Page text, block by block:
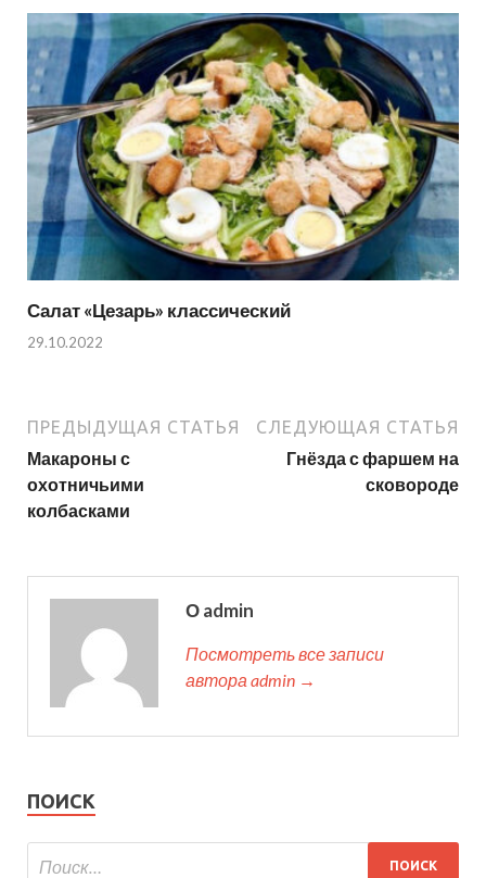
Салат «Цезарь» классический
29.10.2022
ПРЕДЫДУЩАЯ СТАТЬЯ
Макароны с
охотничьими
колбасками
СЛЕДУЮЩАЯ СТАТЬЯ
Гнёзда с фаршем на
сковороде
О admin
Посмотреть все записи
автора admin →
ПОИСК